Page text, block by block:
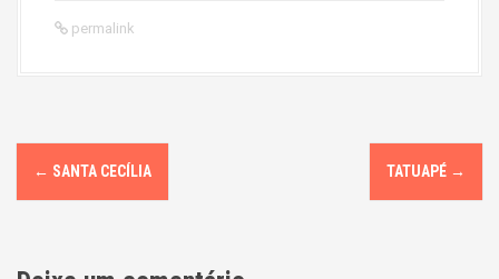
permalink
P
o
← SANTA CECÍLIA TATUAPÉ →